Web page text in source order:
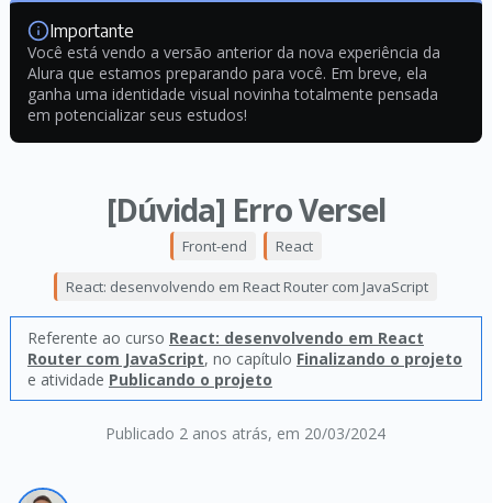
Importante
Você está vendo a versão anterior da nova experiência da
Alura que estamos preparando para você. Em breve, ela
ganha uma identidade visual novinha totalmente pensada
em potencializar seus estudos!
[Dúvida] Erro Versel
Publicado 2 anos atrás, em 20/03/2024
Front-end React
React: desenvolvendo em React Router com JavaScript
Referente ao curso React: desenvolvendo em React
Router com JavaScript, no capítulo Finalizando o projeto
e atividade Publicando o projeto